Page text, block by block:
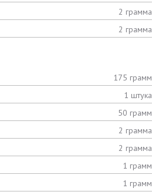
2 грамма
2 грамма
175 грамм
1 штука
50 грамм
2 грамма
2 грамма
1 грамм
1 грамм